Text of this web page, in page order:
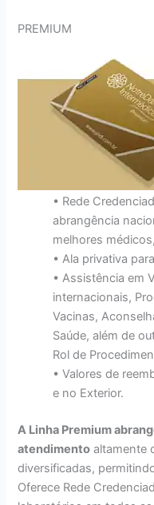
PREMIUM
• Rede
abrangência
melhores
• Ala privativa
• Assistência em
internacionais,
Vacinas,
Saúde, além de
Rol de
• Valores de
e no Exterior.
A Linha Premium
atendimento altamente
diversificadas,
Oferece Rede